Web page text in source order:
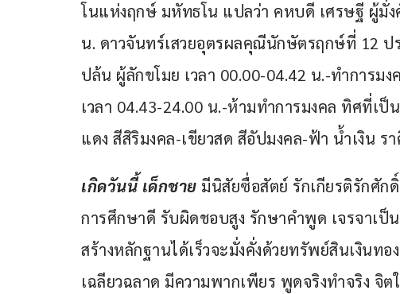
โนแห่งฤกษ์ มหัทธโน แปลว่า คหบดี เศรษฐี ผู้มั่ง
น. ดาวจันทร์เสวยอุตรผลคุณีนักษัตรฤกษ์ที่ 12 ป
ปล้น ผู้ลักขโมย เวลา 00.00-04.42 น.-ทำการ
เวลา 04.43-24.00 น.-ห้ามทำการมงคล ทิศที่เ
แดง สีสิริมงคล-เขียวสด สีอัปมงคล-ฟ้า น้ำเงิน
เกิดวันนี้ เด็กชาย มีนิสัยซื่อสัตย์ รักเกียรติรักศัก
การศึกษาดี รับผิดชอบสูง รักษาคำพูด เจรจาเป็
สร้างหลักฐานได้เร็วจะมั่งคั่งด้วยทรัพย์สินเงินทอง
เฉลียวฉลาด มีความพากเพียร พูดจริงทำจริง จิ